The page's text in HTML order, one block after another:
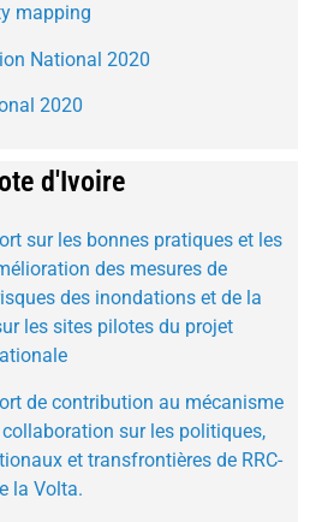
mapping
National 2020
2020
d'Ivoire
sur les bonnes pratiques et les
des mesures de
des inondations et de la
les sites pilotes du projet
de contribution au mécanisme
sur les politiques,
et transfrontières de RRC-
la Volta.